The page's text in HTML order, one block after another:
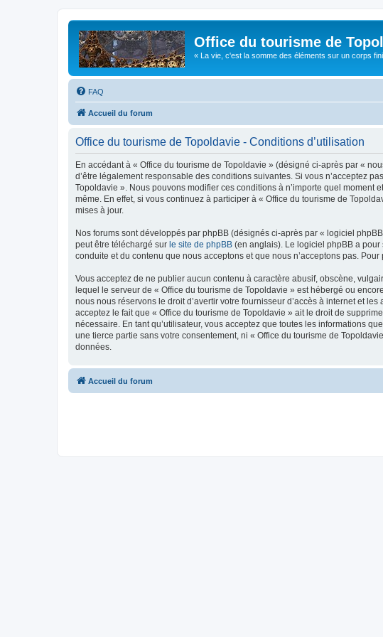
Office du tourisme de
« La vie, c'est la somme des éléments sur un corps
FAQ
Accueil du forum
Office du tourisme de Topoldavie - Conditions d’utilisation
En accédant à « Office du tourisme de Topoldavie » (désigné ci-après par «
d’être légalement responsable des conditions suivantes. Si vous n’acceptez
Topoldavie ». Nous pouvons modifier ces conditions à n’importe quel
même. En effet, si vous continuez à participer à « Office du tourisme de
mises à jour.
Nos forums sont développés par phpBB (désignés ci-après par « logiciel
peut être téléchargé sur le site de phpBB (en anglais). Le logiciel phpBB a
conduite et du contenu que nous acceptons et que nous n’acceptons pas.
Vous acceptez de ne publier aucun contenu à caractère abusif, obscène,
lequel le serveur de « Office du tourisme de Topoldavie » est hébergé ou
nous nous réservons le droit d’avertir votre fournisseur d’accès à internet et
acceptez le fait que « Office du tourisme de Topoldavie » ait le droit de
nécessaire. En tant qu’utilisateur, vous acceptez que toutes les informations
une tierce partie sans votre consentement, ni « Office du tourisme de
données.
Accueil du forum